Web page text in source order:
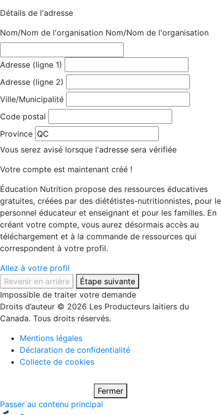
Détails de l'adresse
Nom/Nom de l'organisation Nom/Nom de l'organisation
Adresse (ligne 1)
Adresse (ligne 2)
Ville/Municipalité
Code postal
Province
Vous serez avisé lorsque l'adresse sera vérifiée
Votre compte est maintenant créé !
Éducation Nutrition propose des ressources éducatives
gratuites, créées par des diététistes-nutritionnistes, pour le
personnel éducateur et enseignant et pour les familles. En
créant votre compte, vous aurez désormais accès au
téléchargement et à la commande de ressources qui
correspondent à votre profil.
Allez à votre profil
Revenir en arrière
Étape suivante
Impossible de traiter votre demande
Droits d’auteur © 2026 Les Producteurs laitiers du
Canada. Tous droits réservés.
Mentions légales
Déclaration de confidentialité
Collecte de cookies
Fermer
Passer au contenu principal